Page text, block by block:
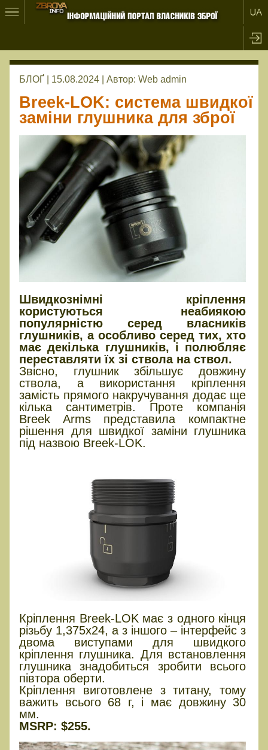
БЛОҐ | 15.08.2024 | Автор: Web admin
Breek-LOK: система швидкої
заміни глушника для зброї
Швидкознімні кріплення
користуються неабиякою
популярністю серед власників
глушників, а особливо серед тих, хто
має декілька глушників, і полюбляє
переставляти їх зі ствола на ствол.
Звісно, глушник збільшує довжину
ствола, а використання кріплення
замість прямого накручування додає ще
кілька сантиметрів. Проте компанія
Breek Arms представила компактне
рішення для швидкої заміни глушника
під назвою Breek-LOK.
Кріплення Breek-LOK має з одного кінця
різьбу 1,375х24, а з іншого – інтерфейс з
двома виступами для швидкого
кріплення глушника. Для встановлення
глушника знадобиться зробити всього
півтора оберти.
Кріплення виготовлене з титану, тому
важить всього 68 г, і має довжину 30
мм.
MSRP: $255.